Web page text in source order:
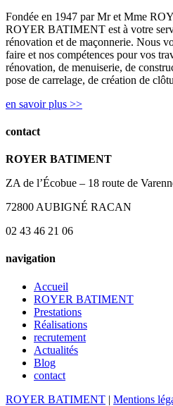
Fondée en 1947 par Mr et Mme
ROYER BATIMENT est à votre
rénovation et de maçonnerie. Nous
faire et nos compétences pour vos
rénovation, de menuiserie, de
pose de carrelage, de création de
en savoir plus >>
contact
ROYER BATIMENT
ZA de l’Écobue – 18 route de
72800 AUBIGNÉ RACAN
02 43 46 21 06
navigation
Accueil
ROYER BATIMENT
Prestations
Réalisations
recrutement
Actualités
Blog
contact
ROYER BATIMENT | Mentions